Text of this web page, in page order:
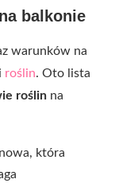
balkonie
warunków na
roślin. Oto lista
roślin na
która